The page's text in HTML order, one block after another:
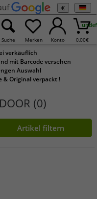
€
Suche Merken Konto 0,00€
verkäuflich
mit Barcode versehen
Auswahl
& Original verpackt !
(0)
Artikel filtern